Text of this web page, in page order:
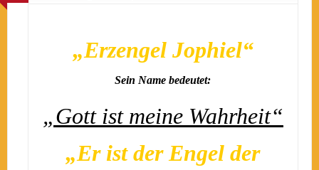
„Erzengel Jophiel“
Sein Name bedeutet:
„Gott ist meine Wahrheit“
„Er ist der Engel der